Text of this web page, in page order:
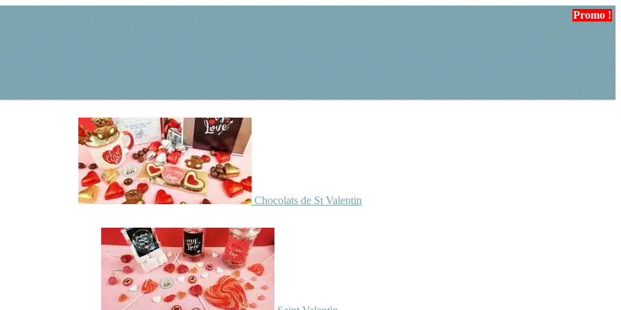
Chocolats de St Valentin
Promo !
Promo !
Promo !
Promo !